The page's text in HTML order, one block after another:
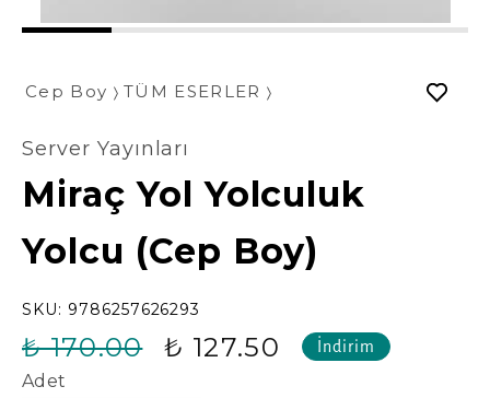
1 2 3 4 5
Cep Boy TÜM ESERLER
Server Yayınları
Miraç Yol Yolculuk
Yolcu (Cep Boy)
SKU: 9786257626293
₺ 170.00 ₺ 127.50 İndirim
Adet